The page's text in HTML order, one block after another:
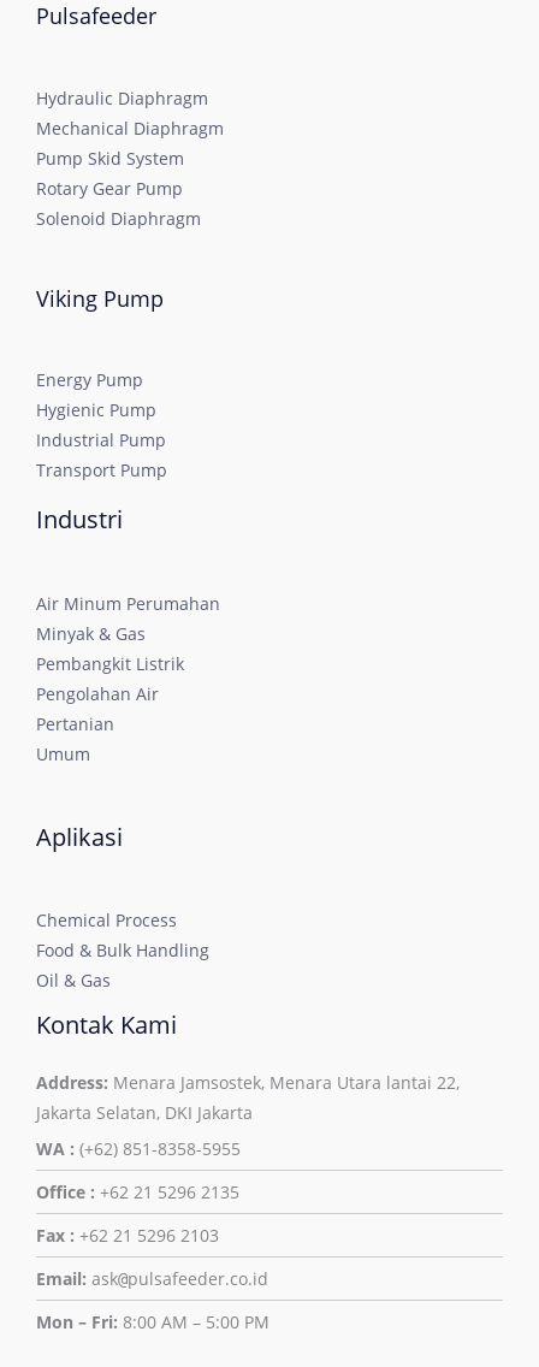
Pulsafeeder
Hydraulic Diaphragm
Mechanical Diaphragm
Pump Skid System
Rotary Gear Pump
Solenoid Diaphragm
Viking Pump
Energy Pump
Hygienic Pump
Industrial Pump
Transport Pump
Industri
Air Minum Perumahan
Minyak & Gas
Pembangkit Listrik
Pengolahan Air
Pertanian
Umum
Aplikasi
Chemical Process
Food & Bulk Handling
Oil & Gas
Kontak Kami
Address: Menara Jamsostek, Menara Utara lantai 22,
Jakarta Selatan, DKI Jakarta
WA : (+62) 851-8358-5955
Office : +62 21 5296 2135
Fax : +62 21 5296 2103
Email: ask@pulsafeeder.co.id
Mon – Fri: 8:00 AM – 5:00 PM